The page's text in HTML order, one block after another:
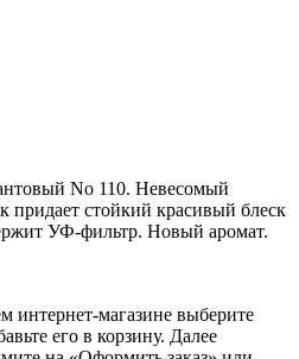
No 110. Невесомый
придает стойкий красивый блеск
УФ-фильтр. Новый аромат.
интернет-магазине выберите
его в корзину. Далее